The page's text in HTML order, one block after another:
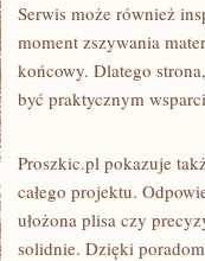
Serwis może również
moment zszywania
końcowy. Dlatego
być praktycznym
Proszkic.pl pokazuje
całego projektu.
ułożona plisa czy
solidnie. Dzięki